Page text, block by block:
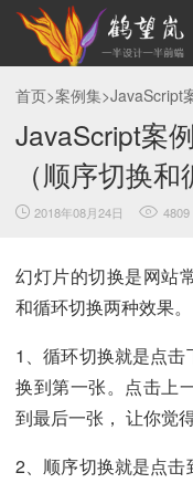
首页>案例集>JavaScript
JavaScript案
（顺序切换和
2018年08月24日 4809
幻灯片的切换是网站
和循环切换两种效果。
1、循环切换就是点
换到第一张。点击上
到最后一张， 让你觉
2、顺序切换就是点